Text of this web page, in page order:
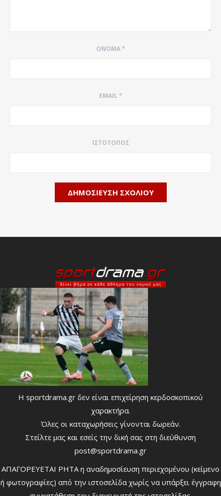
ΌΝΟΜΑ*
EMAIL*
ΙΣΤΌΤΟΠΟΣ
Η sportdrama.gr δεν είναι επιχείρηση κερδοσκοπικού
χαρακτήρα.
Όλες οι καταχωρήσεις γίνονται δωρεάν.
Στείλτε μας και εσείς την δική σας στη διεύθυνση
post@sportdrama.gr
ΑΠΑΓΟΡΕΥΕΤΑΙ ΡΗΤΑ η αναδημοσίευση περιεχομένου (κείμενο
ή φωτογραφίες) από την ιστοσελίδα χωρίς να υπάρξει έγγραφη